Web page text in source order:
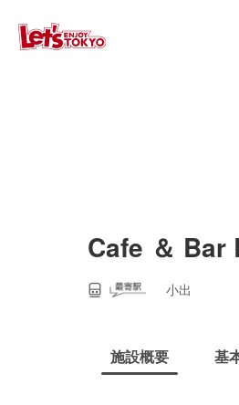
Cafe ＆ Bar
小出
施設概要 基